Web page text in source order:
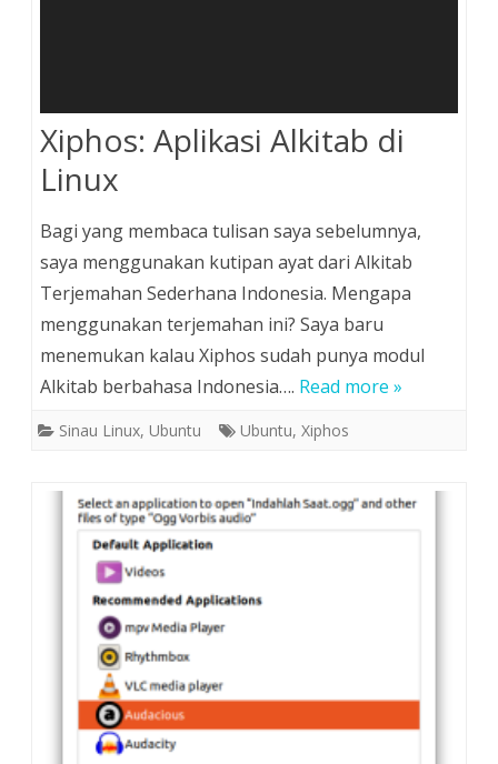
Xiphos: Aplikasi Alkitab di
Linux
Bagi yang membaca tulisan saya sebelumnya,
saya menggunakan kutipan ayat dari Alkitab
Terjemahan Sederhana Indonesia. Mengapa
menggunakan terjemahan ini? Saya baru
menemukan kalau Xiphos sudah punya modul
Alkitab berbahasa Indonesia…. Read more »
Sinau Linux, Ubuntu Ubuntu, Xiphos